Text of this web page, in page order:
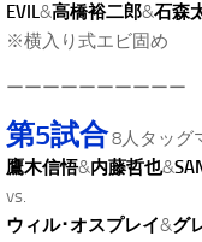
EVIL&高橋裕二郎&石森
※横入り式エビ固め
ーーーーーーーーーー
第5試合8人タッグ
鷹木信悟&内藤哲也&
vs.
ウィル･オスプレイ&グ